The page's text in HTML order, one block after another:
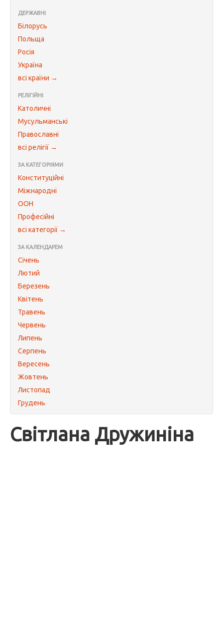
ДЕРЖАВНІ
Білорусь
Польща
Росія
Україна
всі країни →
РЕЛІГІЙНІ
Католичні
Мусульманські
Православні
всі релігії →
ЗА КАТЕГОРІЯМИ
Конституційні
Міжнародні
ООН
Професійні
всі категорії →
ЗА КАЛЕНДАРЕМ
Січень
Лютий
Березень
Квітень
Травень
Червень
Липень
Серпень
Вересень
Жовтень
Листопад
Грудень
Світлана Дружиніна